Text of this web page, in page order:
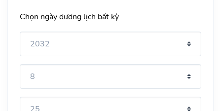
Chọn ngày dương lịch bất kỳ